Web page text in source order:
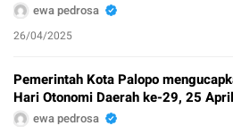
ewa pedrosa
26/04/2025
Pemerintah Kota Palopo
Hari Otonomi Daerah ke-29, 25
ewa pedrosa